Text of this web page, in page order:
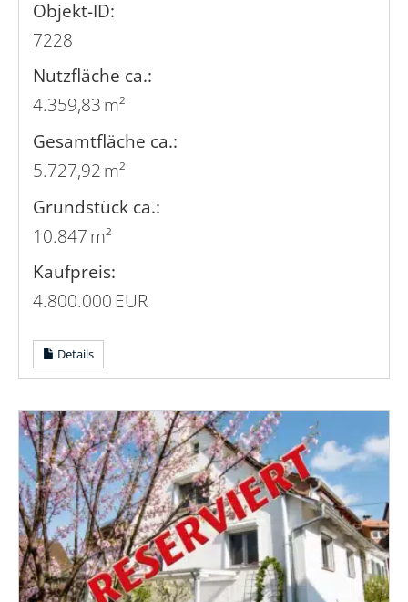
Objekt-ID:
7228
Nutzfläche ca.:
4.359,83 m²
Gesamtfläche ca.:
5.727,92 m²
Grund­stück ca.:
10.847 m²
Kaufpreis:
4.800.000 EUR
Details